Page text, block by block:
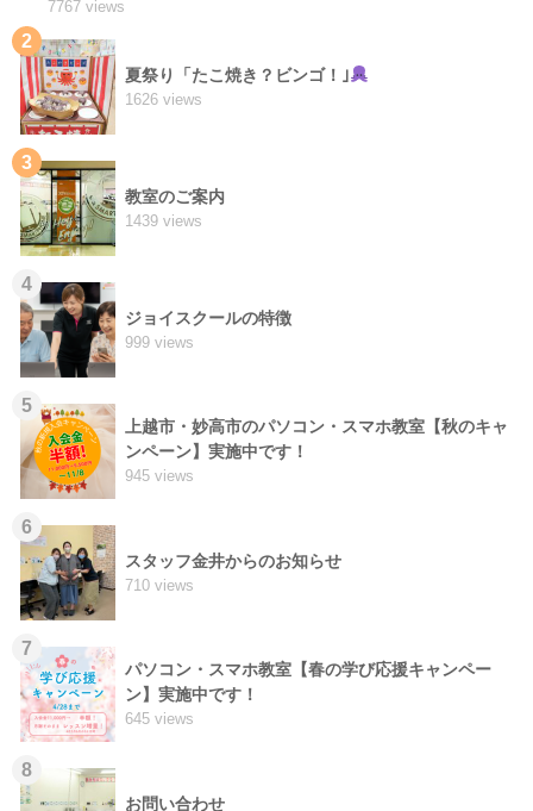
7767 views
2
夏祭り「たこ焼き？ビンゴ！｣
1626 views
3
教室のご案内
1439 views
4
ジョイスクールの特徴
999 views
5
上越市・妙高市のパソコン・スマホ教室【秋のキャ
ンペーン】実施中です！
945 views
6
スタッフ金井からのお知らせ
710 views
7
パソコン・スマホ教室【春の学び応援キャンペー
ン】実施中です！
645 views
8
お問い合わせ